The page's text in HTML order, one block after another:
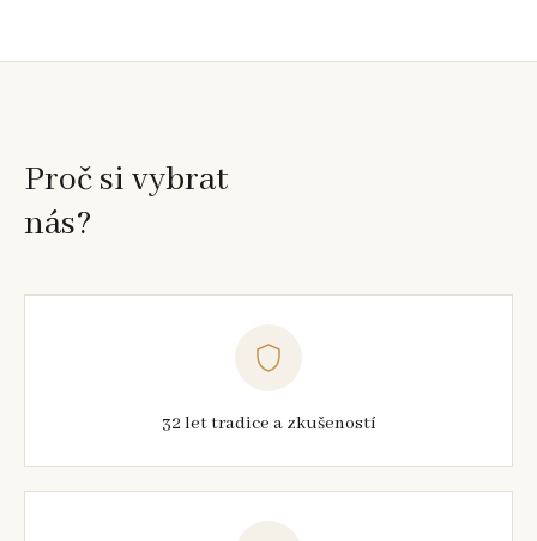
Proč si vybrat
nás?
32 let tradice a zkušeností